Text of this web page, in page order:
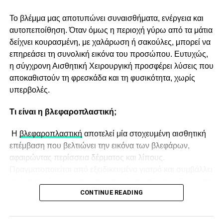
Μια διατροφή πλούσια σε αντιοξειδωτικά και
νερό βοηθάει στην ποιότητα του δέρματος και
στην σφριγηλότητά του.
Η χρήση αντιηλιακού είναι απαραίτητη
καθημερινά
ανεξαρτήτως ηλιοφάνειας και εποχής. Η
προ τουύπνου και ο καλός καθαρισμός του
δέρμα.
Ενυδάτωση του δέρματος με χρήση ενυδατικών
κρέμας καθημερινά ,αποτελούν την ΄΄τροφή΄΄ του
δέρματος και είναι αναγκαία. Ο ύπνος και το
Η βουτυλική αλλαντοτοξίνη(BOTOX,DYSPORT),
Το βλέμμα μας αποτυπώνει συναισθήματα, ενέργεια και
αυτοπεποίθηση. Όταν όμως η περιοχή γύρω από τα μάτια
δείχνει κουρασμένη, με χαλάρωση ή σακούλες, μπορεί να
επηρεάσει τη συνολική εικόνα του προσώπου. Ευτυχώς,
η σύγχρονη Αισθητική Χειρουργική προσφέρει λύσεις που
αποκαθιστούν τη φρεσκάδα και τη φυσικότητα, χωρίς
υπερβολές.
Τι είναι η βλεφαροπλαστική;
Η βλεφαροπλαστική αποτελεί μία στοχευμένη αισθητική
επέμβαση που βελτιώνει την εικόνα των βλεφάρων,
αφαιρώντας περίσσεια δέρματος και λίπους.
για μία από τις πιο διαδεδομένες επεμβάσεις, με σύντομο
αποτελέσματα.
CONTINUE READING